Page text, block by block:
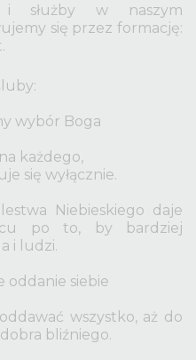
i służby w naszym
się przez formację:
wybór Boga
każdego,
się wyłącznie.
Niebieskiego daje
po to, by bardziej
i ludzi.
oddanie siebie
wszystko, aż do
bliźniego.